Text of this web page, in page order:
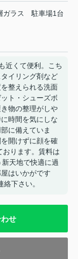
ガラス
駐車場1台
近くて便利。こち
イリング剤など
整えられる洗面
ト・シューズボ
物の整理がしや
時間を気にしな
に備えていま
開けずに顔を確
おります。賃料は
天地で快適に過
はいかがです
下さい。
せ